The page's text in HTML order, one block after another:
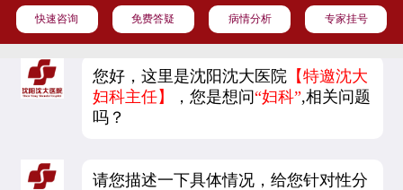
快速咨询 免费答疑 病情分析 专家挂号
您好，这里是沈阳沈大医院 【特邀沈大
妇科主任】
，您是想问“妇科”,相关问题
吗？
请您描述一下具体情况，给您针对性分